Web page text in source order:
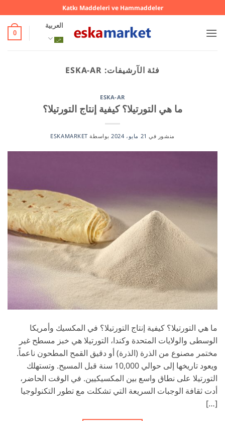
للمحتوى
Katkı Maddeleri ve Hammaddeler
العربية
0
فئة الآرشيفات: ESKA-AR
ESKA-AR
ما هي التورتيلا؟ كيفية إنتاج التورتيلا؟
منشور في 21 مايو، 2024 بواسطة ESKAMARKET
ما هي التورتيلا؟ كيفية إنتاج التورتيلا؟ في المكسيك وأمريكا
الوسطى والولايات المتحدة وكندا، التورتيلا هي خبز مسطح غير
مختمر مصنوع من الذرة (الذرة) أو دقيق القمح المطحون ناعماً.
ويعود تاريخها إلى حوالي 10,000 سنة قبل المسيح. وتستهلك
التورتيلا على نطاق واسع بين المكسيكيين. في الوقت الحاضر،
أدت ثقافة الوجبات السريعة التي تشكلت مع تطور التكنولوجيا
[…]